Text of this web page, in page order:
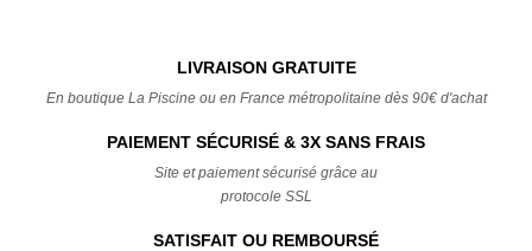
LIVRAISON GRATUITE
En boutique La Piscine ou en France métropolitaine dès 90€ d'achat
PAIEMENT SÉCURISÉ & 3X SANS FRAIS
Site et paiement sécurisé grâce au
protocole SSL
SATISFAIT OU REMBOURSÉ